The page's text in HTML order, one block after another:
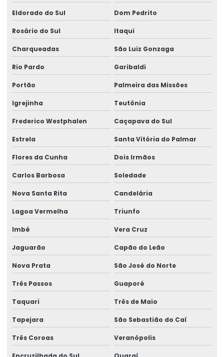
Laboratório especializado em potabilidade de água
Laboratório iso 17025
Laboratório de qualidade do ar
Laboratório que faz análise de água
Outorga de poço
Outorga poço artesiano
Portaria 888
Portaria 888 água
Portaria 888 análise de água
Portaria 888 qualidade da água
Potabilidade 888
Potabilidade da água portaria 888
Potabilidade simples
Regulamentação consema 355
Serviço de análise de água
Serviço de análise de efluentes
Serviço de análises laboratoriais
Swab para análise microbiológica
Teste de microbiologia em superfícies
Eldorado do Sul Dom Pedrito
Rosário do Sul Itaqui
Charqueadas São Luiz Gonzaga
Rio Pardo Garibaldi
Portão Palmeira das Missões
Igrejinha Teutônia
Frederico Westphalen Caçapava do Sul
Estrela Santa Vitória do Palmar
Flores da Cunha Dois Irmãos
Carlos Barbosa Soledade
Nova Santa Rita Candelária
Lagoa Vermelha Triunfo
Imbé Vera Cruz
Jaguarão Capão do Leão
Nova Prata São José do Norte
Três Passos Guaporé
Taquari Três de Maio
Tapejara São Sebastião do Caí
Três Coroas Veranópolis